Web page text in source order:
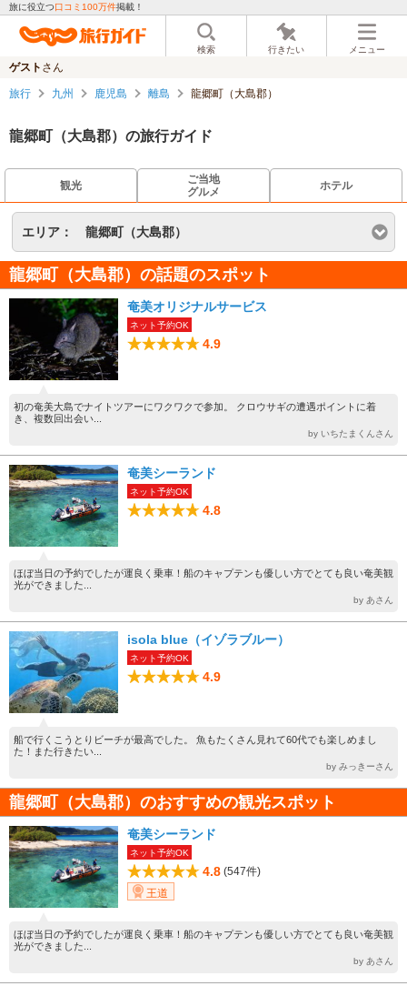
旅に役立つ口コミ100万件掲載！
検索 行きたい メニュー
ゲスト さん
旅行 九州 鹿児島 離島 龍郷町（大島郡）
龍郷町（大島郡）の旅行ガイド
観光
ご当地
グルメ
ホテル
エリア： 龍郷町（大島郡）
龍郷町（大島郡）の話題のスポット
奄美オリジナルサービス
ネット予約OK
4.9
初の奄美大島でナイトツアーにワクワクで参加。 クロウサギの遭遇ポイントに着
き、複数回出会い...
by いちたまくんさん
奄美シーランド
ネット予約OK
4.8
ほぼ当日の予約でしたが運良く乗車！船のキャプテンも優しい方でとても良い奄美観
光ができました...
by あさん
isola blue（イゾラブルー）
ネット予約OK
4.9
船で行くこうとりビーチが最高でした。 魚もたくさん見れて60代でも楽しめまし
た！また行きたい...
by みっきーさん
龍郷町（大島郡）のおすすめの観光スポット
奄美シーランド
ネット予約OK
4.8 (547件)
王道
ほぼ当日の予約でしたが運良く乗車！船のキャプテンも優しい方でとても良い奄美観
光ができました...
by あさん